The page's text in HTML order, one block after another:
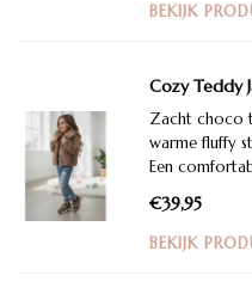
BEKIJK
Cozy Teddy
Zacht choco
warme fluffy
Een
€39,95
BEKIJK